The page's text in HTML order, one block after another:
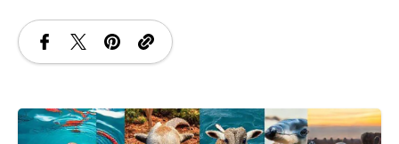
INGRIJIRE